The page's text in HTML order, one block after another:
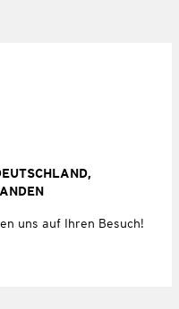
uns auf Ihren Besuch!